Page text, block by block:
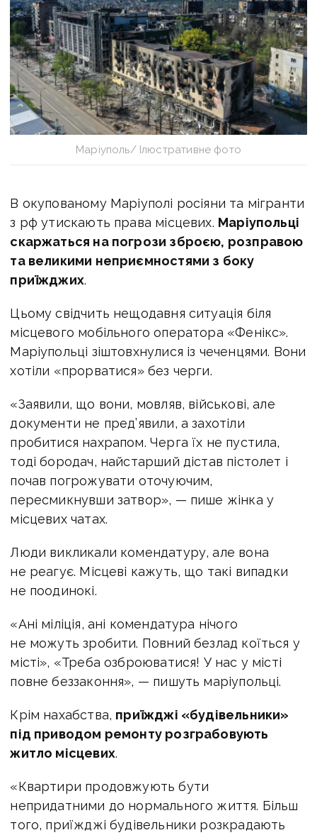
Маріуполь/ Ілюстративне фото
В окупованому Маріуполі росіяни та мігранти
з рф утискають права місцевих. Маріупольці
скаржаться на погрози зброєю, розправою
та великими неприємностями з боку
приїжджих.
Цьому свідчить нещодавня ситуація біля
місцевого мобільного оператора «Фенікс».
Маріупольці зіштовхнулися із чеченцями. Вони
хотіли «прорватися» без черги.
«Заявили, що вони, мовляв, військові, але
документи не пред’явили, а захотіли
пробитися нахрапом. Черга їх не пустила,
тоді бородач, найстарший дістав пістолет і
почав погрожувати оточуючим,
пересмикнувши затвор», — пише жінка у
місцевих чатах.
Люди викликали комендатуру, але вона
не реагує. Місцеві кажуть, що такі випадки
не поодинокі.
«Ані міліція, ані комендатура нічого
не можуть зробити. Повний безлад коїться у
місті», «Треба озброюватися! У нас у місті
повне беззаконня», — пишуть маріупольці.
Крім нахабства, приїжджі «будівельники»
під приводом ремонту розграбовують
житло місцевих.
«Квартири продовжують бути
непридатними до нормального життя. Більш
того, приїжджі будівельники розкрадають